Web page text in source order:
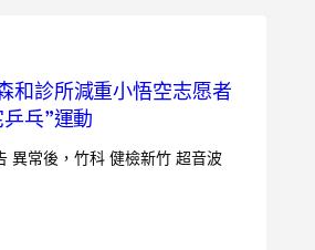
和診所減重小悟空志愿者
乓”運動
異常後，竹科 健檢新竹 超音波